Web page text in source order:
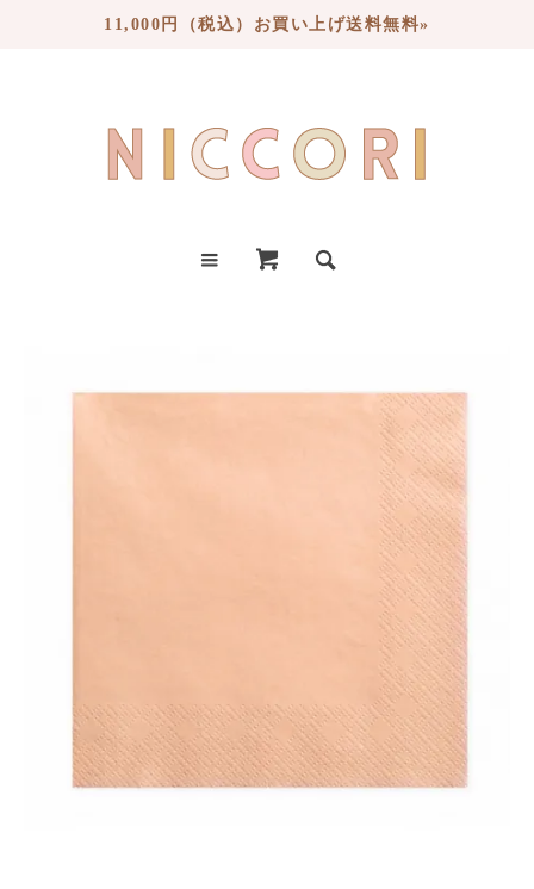
11,000円（税込）お買い上げ送料無料»